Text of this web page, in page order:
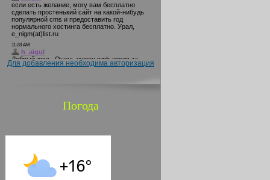
Для добавления необходима авторизация
Погода